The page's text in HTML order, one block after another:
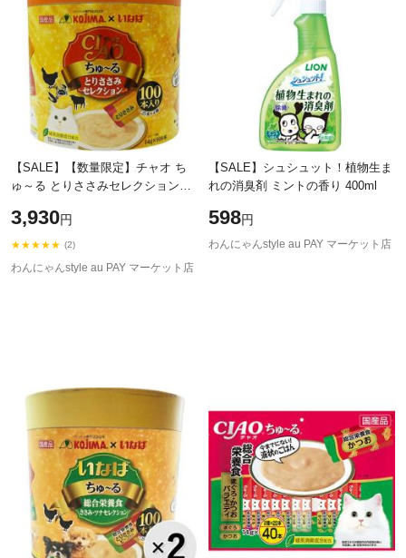
【SALE】【数量限定】チャオ ち
ゅ～る とりささみセレクション
ゅーる］
3,930円
★★★★★ (2)
わんにゃんstyle au PAY マーケット店
【SALE】シュシュット！植物生ま
れの消臭剤 ミントの香り 400ml
598円
わんにゃんstyle au PAY マーケット店